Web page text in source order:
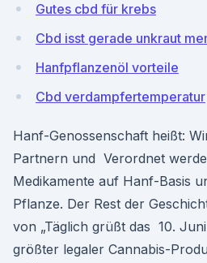
Gutes cbd für krebs
Cbd isst gerade unkraut
Hanfpflanzenöl vorteile
Cbd verdampfertemperatur
Hanf-Genossenschaft heißt:
Partnern und Verordnet
Medikamente auf Hanf-Basis
Pflanze. Der Rest der
von „Täglich grüßt das 10.
größter legaler Cannabis-